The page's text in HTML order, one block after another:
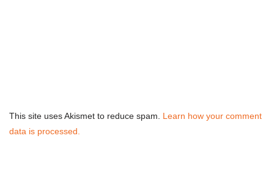
This site uses Akismet to reduce spam. Learn how your comment
data is processed.